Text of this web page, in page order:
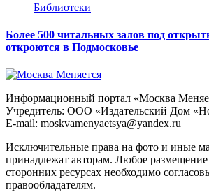
Библиотеки
Более 500 читальных залов под
откроются в Подмосковье
Информационный портал «Москва
Учредитель: ООО «Издательский Дом
E-mail: moskvamenyaetsya@yandex.ru
Исключительные права на фото и иные
принадлежат авторам. Любое размещение
сторонних ресурсах необходимо
правообладателям.